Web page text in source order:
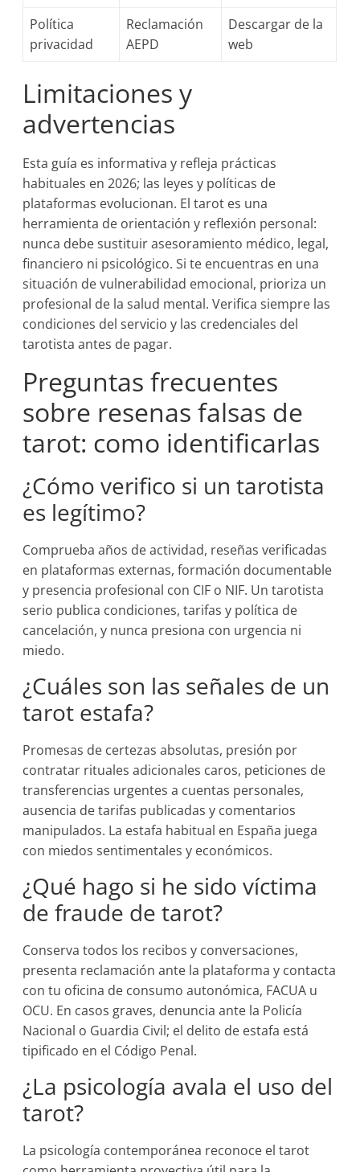
Política
privacidad
Reclamación
AEPD
Descargar de la
web
Limitaciones y
advertencias
Esta guía es informativa y refleja prácticas
habituales en 2026; las leyes y políticas de
plataformas evolucionan. El tarot es una
herramienta de orientación y reflexión personal:
nunca debe sustituir asesoramiento médico, legal,
financiero ni psicológico. Si te encuentras en una
situación de vulnerabilidad emocional, prioriza un
profesional de la salud mental. Verifica siempre las
condiciones del servicio y las credenciales del
tarotista antes de pagar.
Preguntas frecuentes
sobre resenas falsas de
tarot: como identificarlas
¿Cómo verifico si un tarotista
es legítimo?
Comprueba años de actividad, reseñas verificadas
en plataformas externas, formación documentable
y presencia profesional con CIF o NIF. Un tarotista
serio publica condiciones, tarifas y política de
cancelación, y nunca presiona con urgencia ni
miedo.
¿Cuáles son las señales de un
tarot estafa?
Promesas de certezas absolutas, presión por
contratar rituales adicionales caros, peticiones de
transferencias urgentes a cuentas personales,
ausencia de tarifas publicadas y comentarios
manipulados. La estafa habitual en España juega
con miedos sentimentales y económicos.
¿Qué hago si he sido víctima
de fraude de tarot?
Conserva todos los recibos y conversaciones,
presenta reclamación ante la plataforma y contacta
con tu oficina de consumo autonómica, FACUA u
OCU. En casos graves, denuncia ante la Policía
Nacional o Guardia Civil; el delito de estafa está
tipificado en el Código Penal.
¿La psicología avala el uso del
tarot?
La psicología contemporánea reconoce el tarot